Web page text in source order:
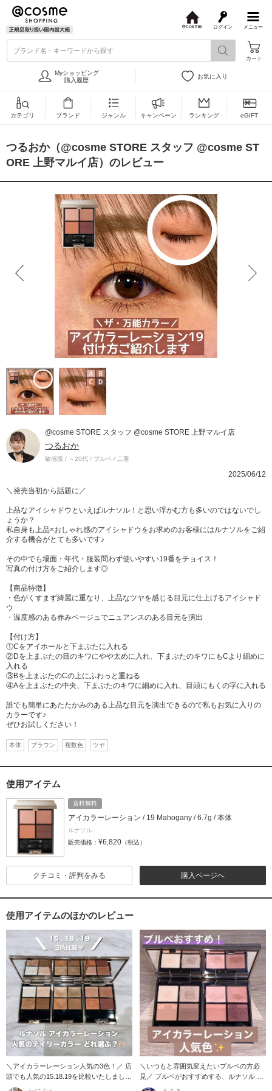
メニュー
ログイン
s
ブランド名・キーワードから探す
カート
Myショッピング
購入履歴
お気に入り
カテゴリ ブランド ジャンル キャンペーン ランキング eGIFT
つるおか（@cosme STORE スタッフ @cosme ST
ORE 上野マルイ店）のレビュー
@cosme STORE スタッフ @cosme STORE 上野マルイ店
つるおか
敏感肌 / ～20代 / ブルベ / 二重
2025/06/12
＼発売当初から話題に／
上品なアイシャドウといえばルナソル！と思い浮かむ方も多いのではないでし
ょうか？
私自身も上品×おしゃれ感のアイシャドウをお求めのお客様にはルナソルをご紹
介する機会がとても多いです♪
その中でも場面・年代・服装問わず使いやすい19番をチョイス！
写真の付け方をご紹介します◎
【商品特徴】
・色がくすまず綺麗に重なり、上品なツヤを感じる目元に仕上げるアイシャド
ウ
・温度感のある赤みベージュでニュアンスのある目元を演出
【付け方】
①Cをアイホールと下まぶたに入れる
②Dを上まぶたの目のキワにやや太めに入れ、下まぶたのキワにもCより細めに
入れる
③Bを上まぶたのCの上にふわっと重ねる
④Aを上まぶたの中央、下まぶたのキワに細めに入れ、目頭にもくの字に入れる
誰でも簡単にあたたかみのある上品な目元を演出できるので私もお気に入りの
カラーです♪
ぜひお試しください！
本体 ブラウン 複数色 ツヤ
使用アイテム
送料無料
アイカラーレーション / 19 Mahogany / 6.7g / 本体
ルナソル
販売価格： ¥6,820 （税込）
購入ページへ
クチコミ・評判をみる
使用アイテムのほかのレビュー
＼アイカラーレーション人気の3色！／ 店
頭でも人気の15.18.19を比較いたしまし
た:
＼いつもと雰囲気変えたいブルベの方必
見／ ブルベがおすすめする、ルナソル ア
イカラー